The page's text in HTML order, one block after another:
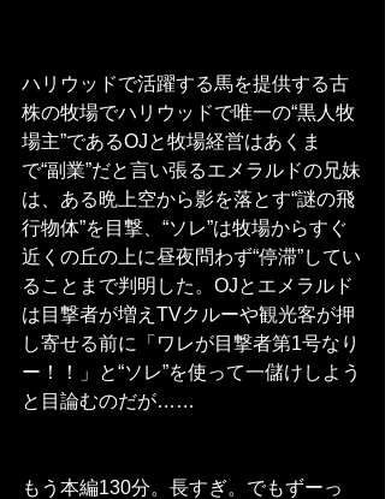
ハリウッドで活躍する馬を提供する古
株の牧場でハリウッドで唯一の“黒人牧
場主”であるOJと牧場経営はあくま
で“副業”だと言い張るエメラルドの兄妹
は、ある晩上空から影を落とす“謎の飛
行物体”を目撃、“ソレ”は牧場からすぐ
近くの丘の上に昼夜問わず“停滞”してい
ることまで判明した。OJとエメラルド
は目撃者が増えTVクルーや観光客が押
し寄せる前に「ワレが目撃者第1号なり
ー！！」と“ソレ”を使って一儲けしよう
と目論むのだが……
もう本編130分。長すぎ。でもずーっ